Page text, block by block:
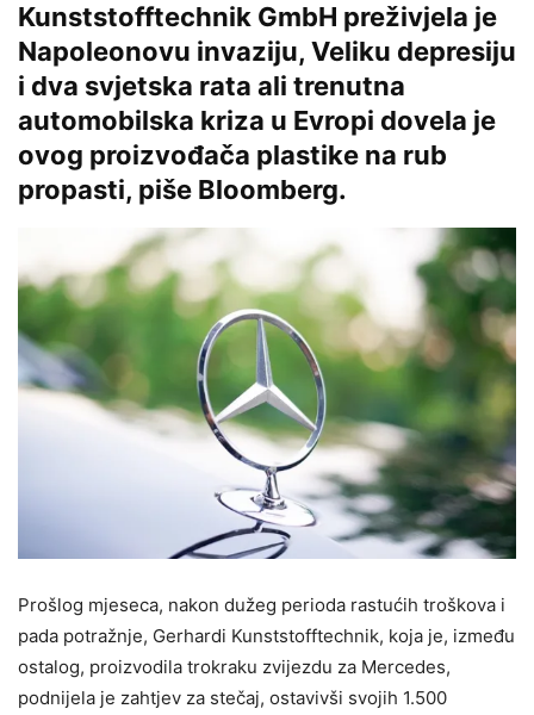
Kunststofftechnik GmbH preživjela je
Napoleonovu invaziju, Veliku depresiju
i dva svjetska rata ali trenutna
automobilska kriza u Evropi dovela je
ovog proizvođača plastike na rub
propasti, piše Bloomberg.
Prošlog mjeseca, nakon dužeg perioda rastućih troškova i
pada potražnje, Gerhardi Kunststofftechnik, koja je, između
ostalog, proizvodila trokraku zvijezdu za Mercedes,
podnijela je zahtjev za stečaj, ostavivši svojih 1.500